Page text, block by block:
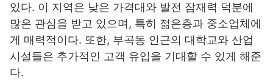
있다. 이 지역은 낮은 가격대와 발전 잠재력 덕분에
많은 관심을 받고 있으며, 특히 젊은층과 중소업체에
게 매력적이다. 또한, 부곡동 인근의 대학교와 산업
시설들은 추가적인 고객 유입을 기대할 수 있게 해준
다.